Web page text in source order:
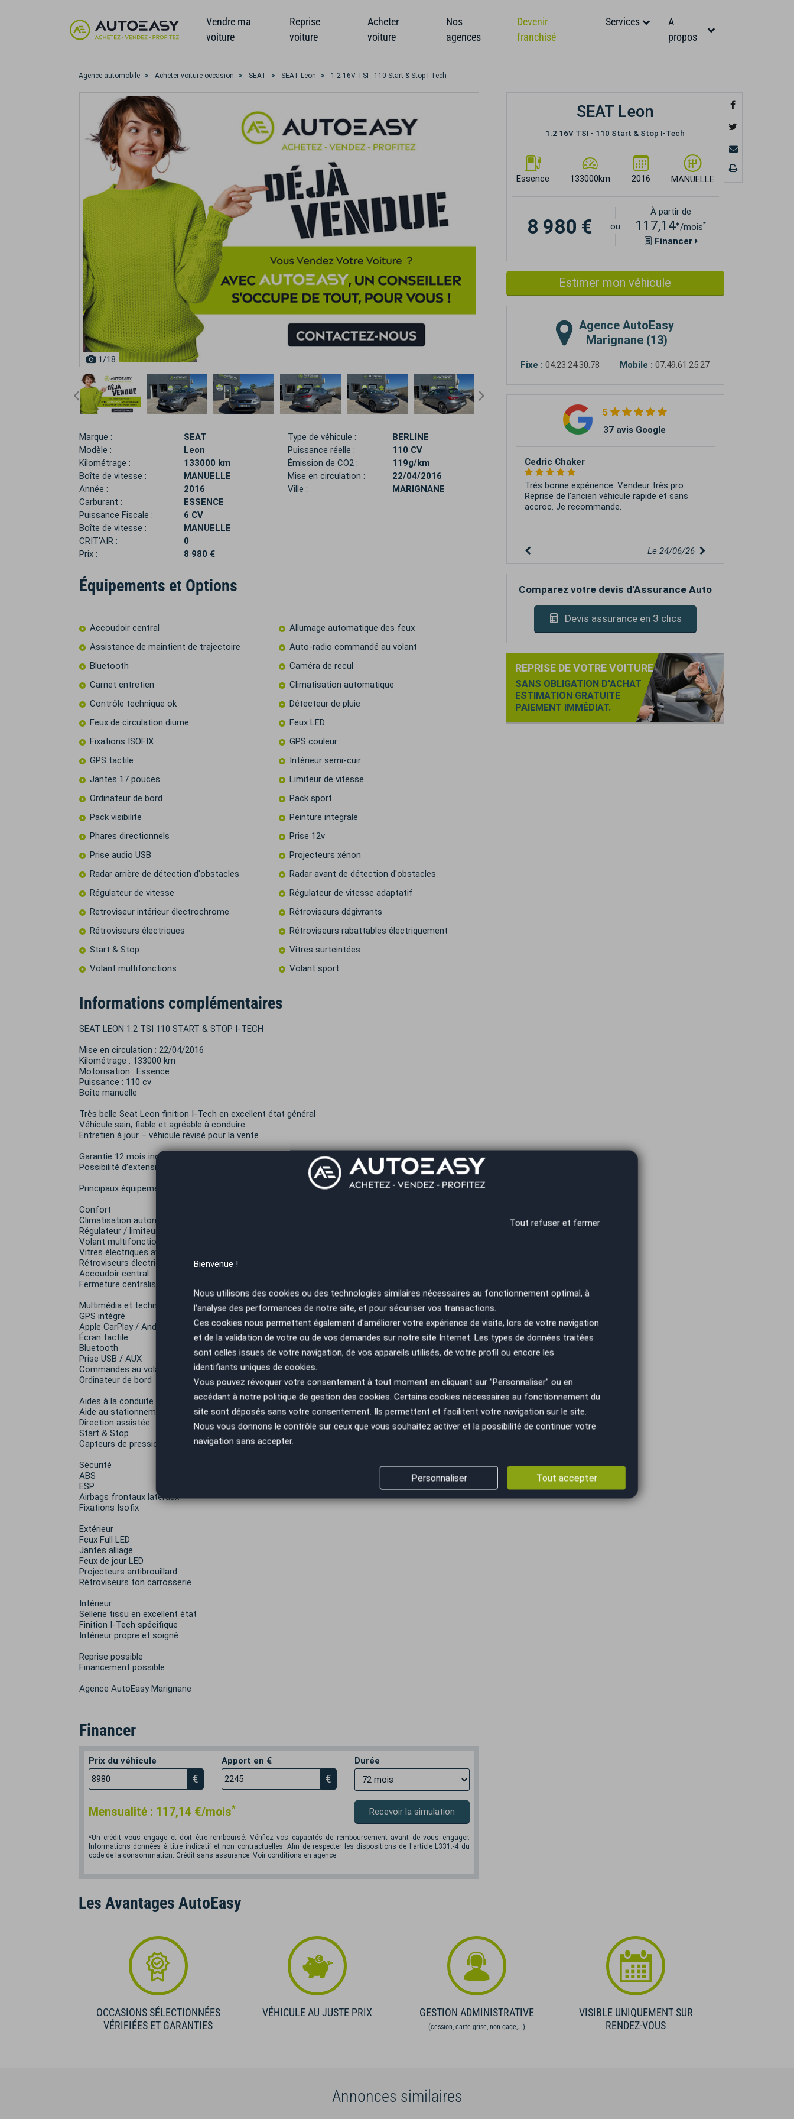
Vendre ma
voiture
Reprise
voiture
Acheter
voiture
Nos
agences
Devenir
franchisé
Services
A
propos
Agence automobile Acheter voiture occasion SEAT SEAT Leon 1.2 16V TSI - 110 Start & Stop I-Tech
1/18
Marque :
SEAT
Modèle :
Leon
Kilométrage :
133000 km
Boîte de vitesse :
MANUELLE
Année :
2016
Carburant :
ESSENCE
Puissance Fiscale :
6 CV
Boîte de vitesse :
MANUELLE
CRIT'AIR :
0
Prix :
8 980 €
Type de véhicule :
BERLINE
Puissance réelle :
110 CV
Émission de CO2 :
119g/km
Mise en circulation :
22/04/2016
Ville :
MARIGNANE
Équipements et Options
Accoudoir central
Allumage automatique des feux
Assistance de maintient de trajectoire
Auto-radio commandé au volant
Bluetooth
Caméra de recul
Carnet entretien
Climatisation automatique
Contrôle technique ok
Détecteur de pluie
Feux de circulation diurne
Feux LED
Fixations ISOFIX
GPS couleur
GPS tactile
Intérieur semi-cuir
Jantes 17 pouces
Limiteur de vitesse
Ordinateur de bord
Pack sport
Pack visibilite
Peinture integrale
Phares directionnels
Prise 12v
Prise audio USB
Projecteurs xénon
Radar arrière de détection d'obstacles
Radar avant de détection d'obstacles
Régulateur de vitesse
Régulateur de vitesse adaptatif
Retroviseur intérieur électrochrome
Rétroviseurs dégivrants
Rétroviseurs électriques
Rétroviseurs rabattables électriquement
Start & Stop
Vitres surteintées
Volant multifonctions
Volant sport
Informations complémentaires
SEAT LEON 1.2 TSI 110 START & STOP I-TECH
Mise en circulation : 22/04/2016
Kilométrage : 133000 km
Motorisation : Essence
Puissance : 110 cv
Boîte manuelle
Très belle Seat Leon finition I-Tech en excellent état général
Véhicule sain, fiable et agréable à conduire
Entretien à jour – véhicule révisé pour la vente
Garantie 12 mois incluse
Possibilité d’extension jusqu’à 48 mois
Principaux équipements
Confort
Climatisation automatique
Régulateur / limiteur de vitesse
Volant multifonctions
Vitres électriques avant arrière
Rétroviseurs électriques
Accoudoir central
Fermeture centralisée
Multimédia et technologie
GPS intégré
Apple CarPlay / Android Auto
Écran tactile
Bluetooth
Prise USB / AUX
Commandes au volant
Ordinateur de bord
Aides à la conduite
Aide au stationnement
Direction assistée
Start & Stop
Capteurs de pression des pneus
Sécurité
ABS
ESP
Airbags frontaux latéraux
Fixations Isofix
Extérieur
Feux Full LED
Jantes alliage
Feux de jour LED
Projecteurs antibrouillard
Rétroviseurs ton carrosserie
Intérieur
Sellerie tissu en excellent état
Finition I-Tech spécifique
Intérieur propre et soigné
Reprise possible
Financement possible
Agence AutoEasy Marignane
Financer
Prix du véhicule
€
Apport en €
€
Durée
Mensualité : 117,14 €/mois* Recevoir la simulation
*Un crédit vous engage et doit être remboursé. Vérifiez vos capacités de remboursement avant de vous engager.
Informations données à titre indicatif et non contractuelles. Afin de respecter les dispositions de l'article L331.-4 du
code de la consommation. Crédit sans assurance. Voir conditions en agence.
SEAT Leon
1.2 16V TSI - 110 Start & Stop I-Tech
Essence 133000km 2016 MANUELLE
8 980 € ou
À partir de
117,14€/mois*
Financer
Estimer mon véhicule
Agence AutoEasy
Marignane (13)
Fixe : 04.23.24.30.78 Mobile : 07.49.61.25.27
5
37 avis Google
Jean Yves Peda
Excellente expérience d'achat . Une équipe
professionnelle à l'écoute de vos besoins
,trés commerçant dans le bon sens du terme.
Le 24/06/26
Comparez votre devis d’Assurance Auto
Devis assurance en 3 clics
REPRISE DE VOTRE VOITURE
SANS OBLIGATION D'ACHAT
ESTIMATION GRATUITE
PAIEMENT IMMÉDIAT.
Les Avantages AutoEasy
OCCASIONS SÉLECTIONNÉES
VÉRIFIÉES ET GARANTIES
VÉHICULE AU JUSTE PRIX GESTION ADMINISTRATIVE
(cession, carte grise, non gage,...)
VISIBLE UNIQUEMENT SUR
RENDEZ-VOUS
Annonces similaires
Tout refuser et fermer
Bienvenue !
Nous utilisons des cookies ou des technologies similaires nécessaires au fonctionnement optimal, à
l'analyse des performances de notre site, et pour sécuriser vos transactions.
Ces cookies nous permettent également d'améliorer votre expérience de visite, lors de votre navigation
et de la validation de votre ou de vos demandes sur notre site Internet. Les types de données traitées
sont celles issues de votre navigation, de vos appareils utilisés, de votre profil ou encore les
identifiants uniques de cookies.
Vous pouvez révoquer votre consentement à tout moment en cliquant sur "Personnaliser" ou en
accédant à notre politique de gestion des cookies. Certains cookies nécessaires au fonctionnement du
site sont déposés sans votre consentement. Ils permettent et facilitent votre navigation sur le site.
Nous vous donnons le contrôle sur ceux que vous souhaitez activer et la possibilité de continuer votre
navigation sans accepter.
Tout accepter
Personnaliser